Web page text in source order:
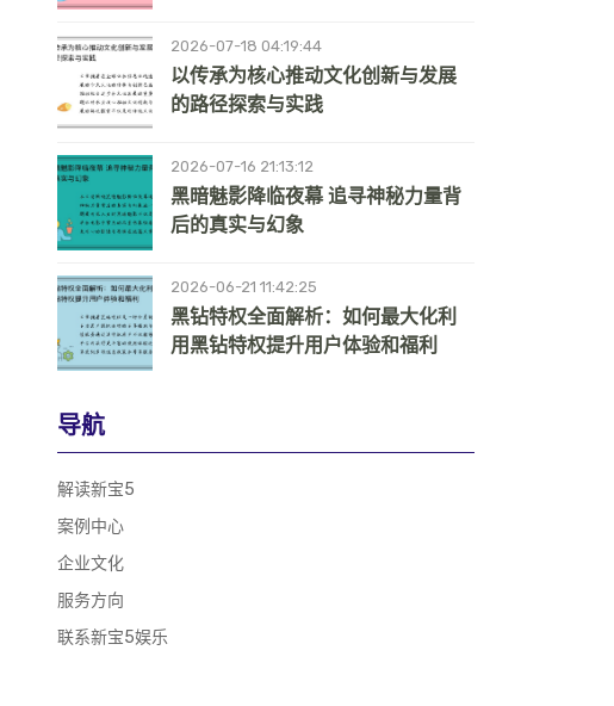
2026-07-18 04:19:44
以传承为核心推动文化创新与发展
的路径探索与实践
2026-07-16 21:13:12
黑暗魅影降临夜幕 追寻神秘力量背
后的真实与幻象
2026-06-21 11:42:25
黑钻特权全面解析：如何最大化利
用黑钻特权提升用户体验和福利
导航
解读新宝5
案例中心
企业文化
服务方向
联系新宝5娱乐